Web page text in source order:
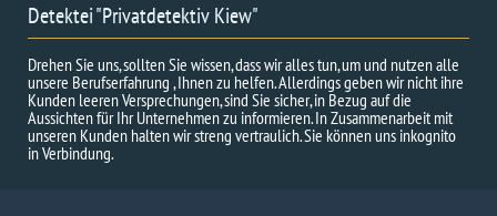
Detektei "Privatdetektiv Kiew"
Drehen Sie uns, sollten Sie wissen, dass wir alles tun, um und nutzen alle
unsere Berufserfahrung , Ihnen zu helfen. Allerdings geben wir nicht ihre
Kunden leeren Versprechungen, sind Sie sicher, in Bezug auf die
Aussichten für Ihr Unternehmen zu informieren. In Zusammenarbeit mit
unseren Kunden halten wir streng vertraulich. Sie können uns inkognito
in Verbindung.